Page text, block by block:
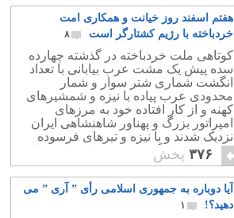
هفتم اسفند روز خیانت و همکاری امت
خردباخته با رژیم کشتارگر است
۸
کوتاهی ملت خردباخته در گذشته چهارده
سده پیش یک مشت عرب بیابانی با تعداد
انگشت شماری شتر سوار و شمار
محدودی عرب پیاده با نیزه و شمشیرهای
کهنه و از کار افتاده خود به مرزهای
امپراتور بزرگ و پهناور شاهنشاهی ایران
نزدیک شدند و با نیزه و تیرهای فرسوده
خود ارتش بزرگ و مجهز شاهنشاهی را از
پای درآوردند.
۳۷۶ پخش
آیا دوباره به جمهوری اسلامی رأی ” آری ” می
دهید؟!
۱